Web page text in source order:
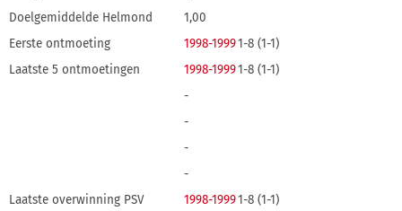
Doelgemiddelde Helmond
1,00
Eerste ontmoeting
1998-19991-8 (1-1)
Laatste 5 ontmoetingen
1998-19991-8 (1-1)
-
-
-
-
Laatste overwinning PSV
1998-19991-8 (1-1)